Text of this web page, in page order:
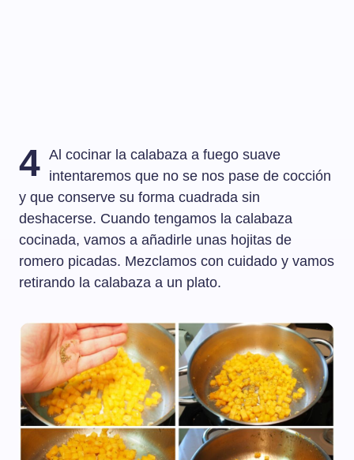
4 Al cocinar la calabaza a fuego suave
intentaremos que no se nos pase de cocción
y que conserve su forma cuadrada sin
deshacerse. Cuando tengamos la calabaza
cocinada, vamos a añadirle unas hojitas de
romero picadas. Mezclamos con cuidado y vamos
retirando la calabaza a un plato.